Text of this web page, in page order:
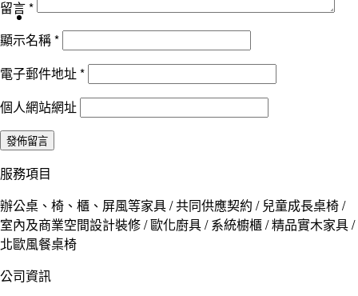
留言*
顯示名稱*
電子郵件地址*
個人網站網址
服務項目
辦公桌、椅、櫃、屏風等家具 / 共同供應契約 / 兒童成長桌椅 /
室內及商業空間設計裝修 / 歐化廚具 / 系統櫥櫃 / 精品實木家具 /
北歐風餐桌椅
公司資訊